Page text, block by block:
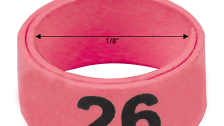
Nouveaux produits
Nous joindre